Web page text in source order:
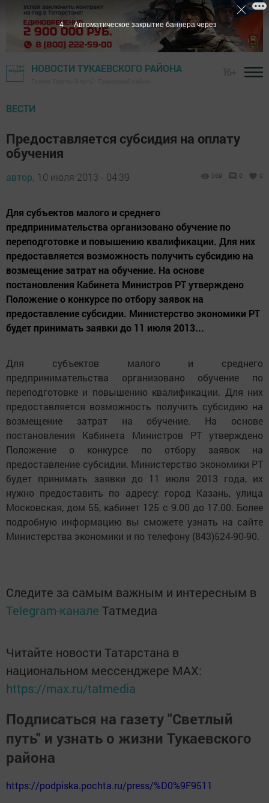
НОВОСТИ ТУКАЕВСКОГО РАЙОНА
ВЕСТИ
Предоставляется субсидия на оплату
обучения
автор, 10 июля 2013 - 04:39 569 0 0
Для субъектов малого и среднего
предпринимательства организовано обучение по
переподготовке и повышению квалификации. Для них
предоставляется возможность получить субсидию на
возмещение затрат на обучение. На основе
постановления Кабинета Министров РТ утверждено
Положение о конкурсе по отбору заявок на
предоставление субсидии. Министерство экономики РТ
будет принимать заявки до 11 июля 2013...
Для субъектов малого и среднего
предпринимательства организовано обучение по
переподготовке и повышению квалификации. Для них
предоставляется возможность получить субсидию на
возмещение затрат на обучение. На основе
постановления Кабинета Министров РТ утверждено
Положение о конкурсе по отбору заявок на
предоставление субсидии. Министерство экономики РТ
будет принимать заявки до 11 июля 2013 года, их
нужно предоставить по адресу: город Казань, улица
Московская, дом 55, кабинет 125 с 9.00 до 17.00. Более
подробную информацию вы сможете узнать на сайте
Министерства экономики и по телефону (843)524-90-90.
Следите за самым важным и интересным в
Telegram-канале Татмедиа
Читайте новости Татарстана в
национальном мессенджере MАХ:
https://max.ru/tatmedia
Подписаться на газету "Светлый
путь" и узнать о жизни Тукаевского
района
https://podpiska.pochta.ru/press/%D0%9F9511
3 Автоматическое закрытие баннера через